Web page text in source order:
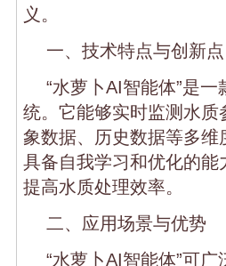
义。
一、技术特点与创新点
“水萝卜AI智能体”是
统。它能够实时监测水
象数据、历史数据等多
具备自我学习和优化的
提高水质处理效率。
二、应用场景与优势
“水萝卜AI智能体”可